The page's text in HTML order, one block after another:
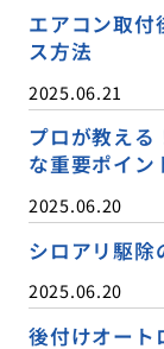
エアコン取付
ス方法
2025.06.21
プロが教える
な重要ポイン
2025.06.20
シロアリ駆除
2025.06.20
後付けオート